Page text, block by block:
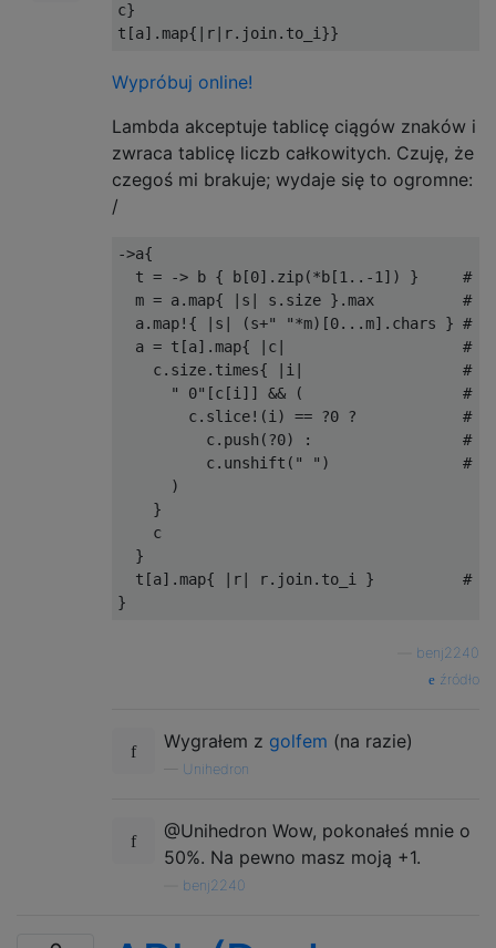
c}
t [a].map{| r r. join . to_i }}
Wypróbuj online!
Lambda akceptuje tablicę ciągów znaków i
zwraca tablicę liczb całkowitych. Czuję, że
czegoś mi brakuje; wydaje się to ogromne:
/
->a{
  t
= -> b { b [0]. zip(*b [1. .-1 ]) }
# t
  m
= a.map{ s s . size }.max #
  a
.map!{ s (s+" "*m)[0. ..m]. chars } #
  a
= t [a].map{ c
#
    c
. size. times{ i
#
" 0" [c [i ]] && (
# If
        c
. slice!(i ) == ?0 ?
#
          c
. push (?0) :
#
          c
. unshift ( " " )
#
)
}
    c
}
  t
[a].map{ r r. join . to_i }
#
}
benj2240
źródło
Wygrałem z golfem (na razie)
Unihedron
@Unihedron Wow, pokonałeś mnie o
50%. Na pewno masz moją +1.
benj2240